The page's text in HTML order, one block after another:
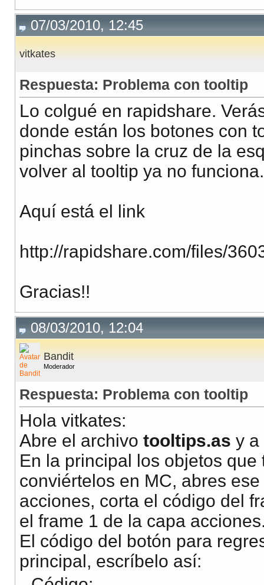
07/03/2010, 12:45
vitkates
Respuesta: Problema con tooltip
Lo colgué en rapidshare.
donde están los botones con
pinchas sobre la cruz de la
volver al tooltip ya no funciona.
Aquí está el link
http://rapidshare.com/files/
Gracias!!
08/03/2010, 12:04
Bandit
Moderador
Respuesta: Problema con tooltip
Hola vitkates:
Abre el archivo tooltips.as y
En la principal los objetos
conviértelos en MC, abres
acciones, corta el código del
el frame 1 de la capa
El código del botón para
principal, escríbelo así: